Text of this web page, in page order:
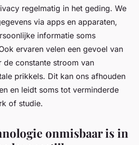
regelmatig in het geding. We
via apps en apparaten,
informatie soms
ervaren velen een gevoel van
constante stroom van
prikkels. Dit kan ons afhouden
en leidt soms tot verminderde
of studie.
onmisbaar is in